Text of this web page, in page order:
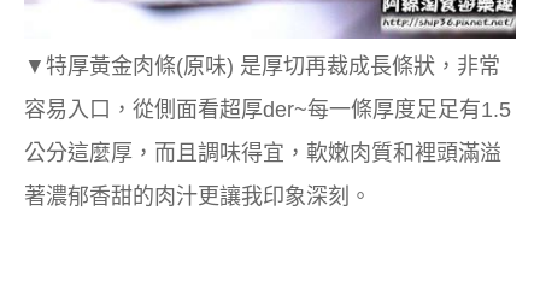
▼ 特厚黃金肉條(原味) 是厚切再裁成長條狀，非常
容易入口，從側面看超厚der~每一條厚度足足有1.5
公分這麼厚，而且調味得宜，軟嫩肉質和裡頭滿溢
著濃郁香甜的肉汁更讓我印象深刻。